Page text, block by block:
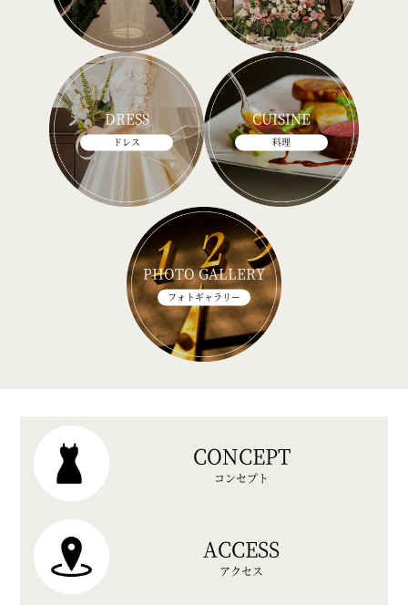
DRESS
ドレス
CUISINE
料理
PHOTO GALLERY
フォトギャラリー
CONCEPT
コンセプト
ACCESS
アクセス